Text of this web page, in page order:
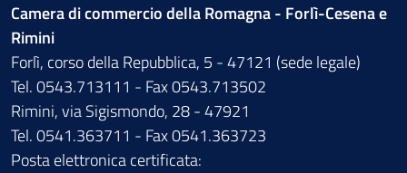
Camera di commercio della Romagna - Forlì-Cesena e
Rimini
Forlì, corso della Repubblica, 5 - 47121 (sede legale)
Tel. 0543.713111 - Fax 0543.713502
Rimini, via Sigismondo, 28 - 47921
Tel. 0541.363711 - Fax 0541.363723
Posta elettronica certificata: